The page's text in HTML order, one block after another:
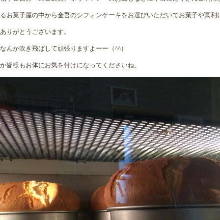
お菓子屋の中から金吾のシフォンケーキをお選びいただいてお菓子や冥利
りがとうございます。
んか吹き飛ばして頑張りますよーー（^^）
皆様もお体にお気を付けになってくださいね。